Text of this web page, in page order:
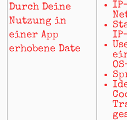
Durch Deine
Nutzung in
einer App
erhobene Date